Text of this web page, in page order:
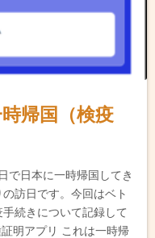
帰国（検疫
で日本に一時帰国してき
訪日です。今回はベト
続きについて記録して
明アプリ これは一時帰